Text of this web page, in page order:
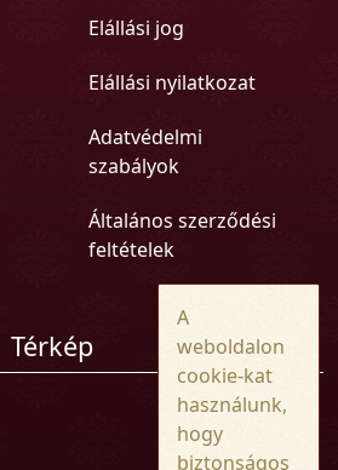
Elállási jog
Elállási nyilatkozat
Adatvédelmi
szabályok
Általános szerződési
feltételek
Térkép
A
weboldalon
cookie-kat
használunk,
hogy
biztonságos